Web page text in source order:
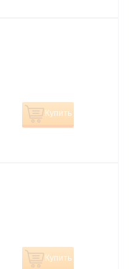
Купить
Купить